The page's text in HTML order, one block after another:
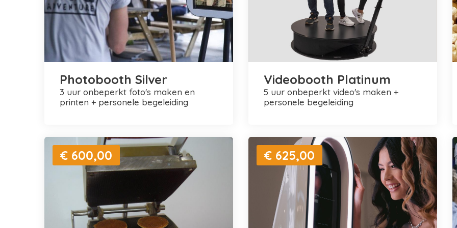
Photobooth Silver
3 uur onbeperkt foto's maken en
printen + personele begeleiding
Videobooth Platinum
5 uur onbeperkt video's maken +
personele begeleiding
€ 600,00 € 625,00